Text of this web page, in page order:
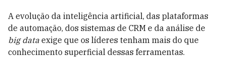
A evolução da inteligência artificial, das plataformas
de automação, dos sistemas de CRM e da análise de
big data exige que os líderes tenham mais do que
conhecimento superficial dessas ferramentas.